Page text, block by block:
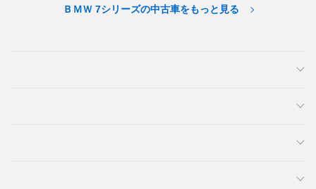
ＢＭＷ 7シリーズの中古車をもっと見る